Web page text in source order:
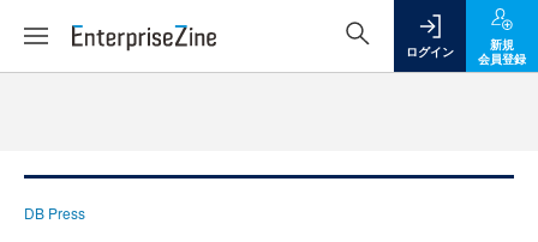
ログイン
新規
会員登録
DB Press